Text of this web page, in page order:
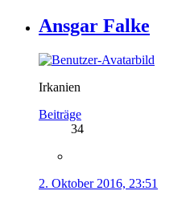
Ansgar Falke
Irkanien
Beiträge
34
2. Oktober 2016, 23:51